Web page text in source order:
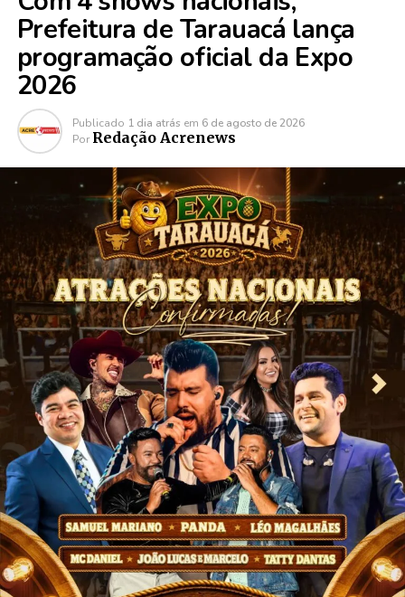
Prefeitura de Tarauacá lança
programação oficial da Expo
2026
Publicado 1 dia atrás em 6 de agosto de 2026
Por Redação Acrenews